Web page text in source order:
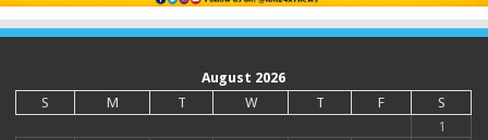
August 2026
S
M T W T F
S
1